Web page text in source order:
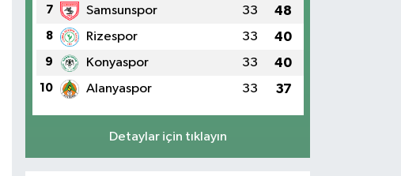
7 Samsunspor 33 48
8 Rizespor 33 40
9 Konyaspor 33 40
10 Alanyaspor 33 37
Detaylar için tıklayın